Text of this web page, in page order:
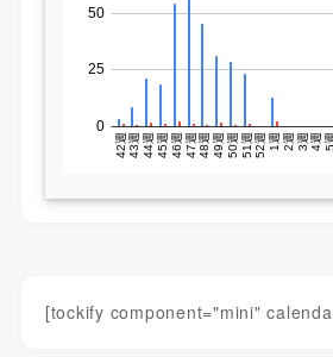
[tockify component="mini"